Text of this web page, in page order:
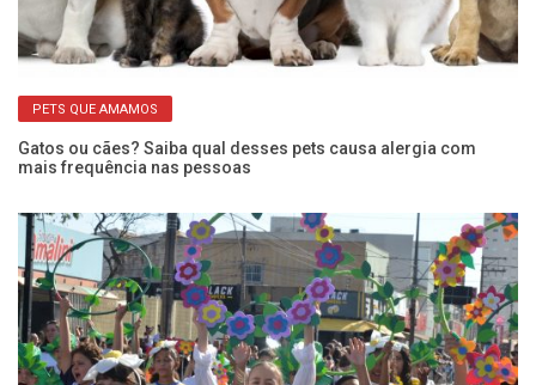
PETS QUE AMAMOS
Gatos ou cães? Saiba qual desses pets causa alergia com
mais frequência nas pessoas